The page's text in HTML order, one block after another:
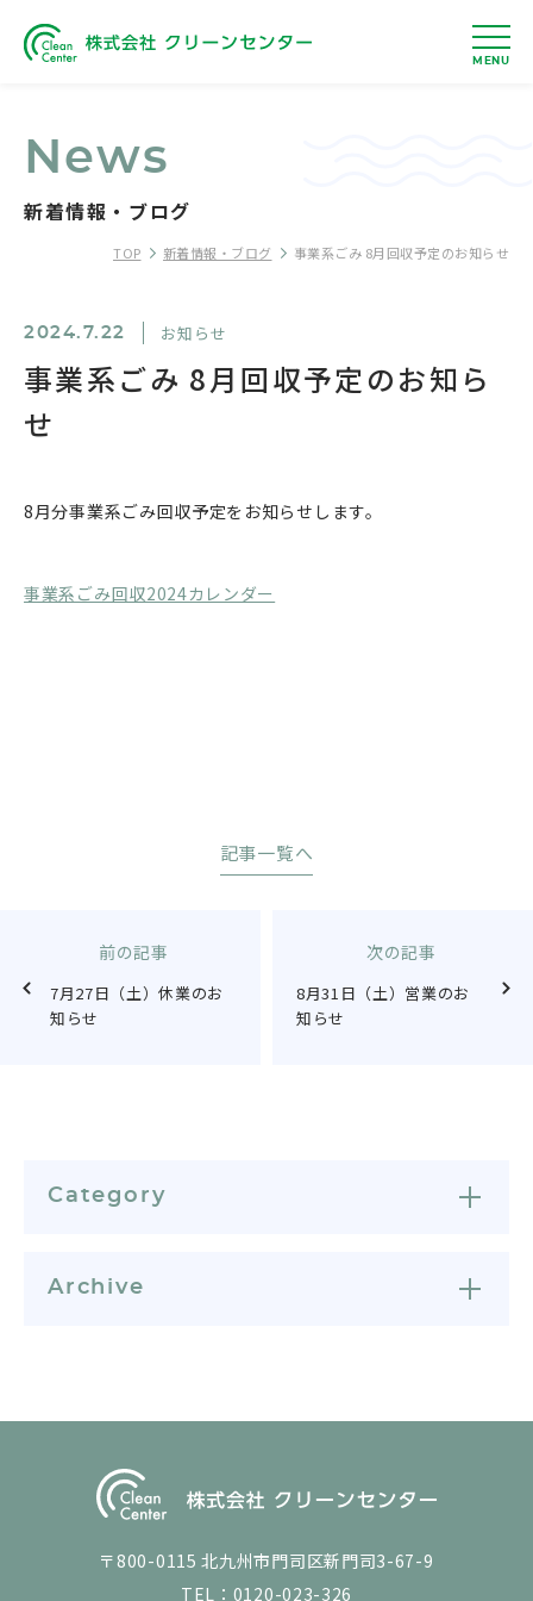
MENU
News
新着情報・ブログ
TOP 新着情報・ブログ 事業系ごみ 8月回収予定のお知らせ
事業系ごみ 8月回収予定のお知ら
せ
2024.7.22 お知らせ
8月分事業系ごみ回収予定をお知らせします。
事業系ごみ回収2024カレンダー
Category
Archive
前の記事
7月27日（土）休業のお
知らせ
記事一覧へ
次の記事
8月31日（土）営業のお
知らせ
〒800-0115 北九州市門司区新門司3-67-9
TEL： 0120-023-326